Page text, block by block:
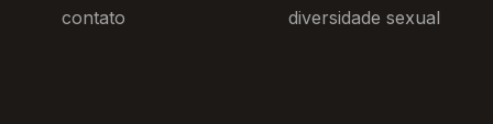
contato
diversidade sexual